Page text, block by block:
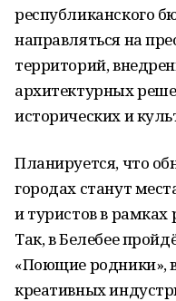
республиканского
направляться на
территорий,
архитектурных
исторических и
Планируется, что
городах станут
и туристов в
Так, в Белебее
«Поющие родники»,
креативных